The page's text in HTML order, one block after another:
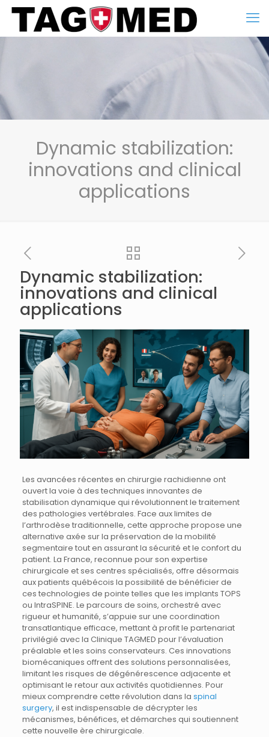
Dynamic stabilization:
innovations and clinical
applications
Dynamic stabilization:
innovations and clinical
applications
Les avancées récentes en chirurgie rachidienne ont
ouvert la voie à des techniques innovantes de
stabilisation dynamique qui révolutionnent le traitement
des pathologies vertébrales. Face aux limites de
l’arthrodèse traditionnelle, cette approche propose une
alternative axée sur la préservation de la mobilité
segmentaire tout en assurant la sécurité et le confort du
patient. La France, reconnue pour son expertise
chirurgicale et ses centres spécialisés, offre désormais
aux patients québécois la possibilité de bénéficier de
ces technologies de pointe telles que les implants TOPS
ou IntraSPINE. Le parcours de soins, orchestré avec
rigueur et humanité, s’appuie sur une coordination
transatlantique efficace, mettant à profit le partenariat
privilégié avec la Clinique TAGMED pour l’évaluation
préalable et les soins conservateurs. Ces innovations
biomécaniques offrent des solutions personnalisées,
limitant les risques de dégénérescence adjacente et
optimisant le retour aux activités quotidiennes. Pour
mieux comprendre cette révolution dans la spinal
surgery, il est indispensable de décrypter les
mécanismes, bénéfices, et démarches qui soutiennent
cette nouvelle ère chirurgicale.